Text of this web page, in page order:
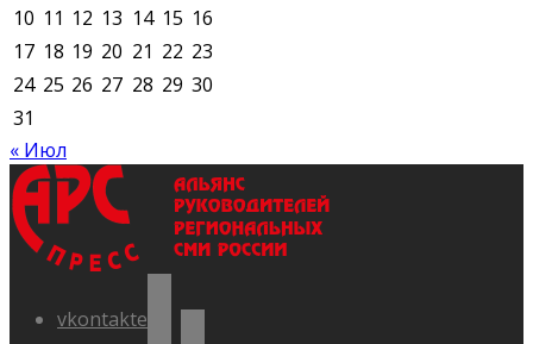
10 11 12 13 14 15 16
17 18 19 20 21 22 23
24 25 26 27 28 29 30
31
« Июл
vkontakte